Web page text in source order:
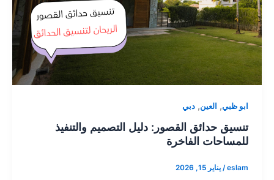
ابو ظبي, العين, دبي
تنسيق حدائق القصور: دليل التصميم والتنفيذ
للمساحات الفاخرة
eslam
/ يناير 15, 2026